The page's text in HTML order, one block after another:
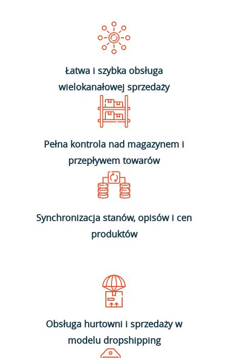
Łatwa i szybka obsługa
wielokanałowej sprzedaży
Pełna kontrola nad magazynem i
przepływem towarów
Synchronizacja stanów, opisów i cen
produktów
Obsługa hurtowni i sprzedaży w
modelu dropshipping